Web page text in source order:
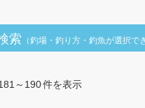
索 （釣場・釣り方・釣魚が選択で
～190件を表示